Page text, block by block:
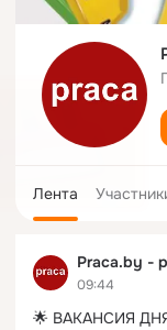
Лента
Praca.by -
09:44
🌟 ВАКАНСИЯ